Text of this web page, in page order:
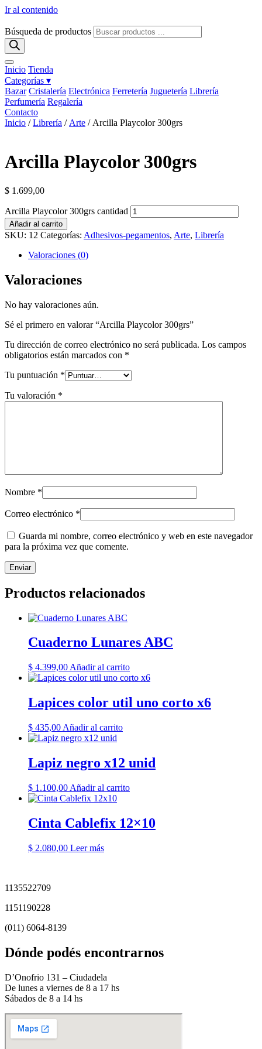
Ir al contenido
Búsqueda de productos
Inicio Tienda
Categorías ▾
Bazar Cristalería Electrónica Ferretería Juguetería Librería
Perfumería Regalería
Contacto
Inicio /Librería / Arte / Arcilla Playcolor 300grs
Arcilla Playcolor 300grs
$ 1.699,00
Arcilla Playcolor 300grs cantidad
Añadir al carrito
SKU: 12 Categorías: Adhesivos-pegamentos, Arte, Librería
Valoraciones (0)
Valoraciones
No hay valoraciones aún.
Sé el primero en valorar “Arcilla Playcolor 300grs”
Tu dirección de correo electrónico no será publicada. Los campos
obligatorios están marcados con *
Tu puntuación *
Tu valoración *
Nombre *
Correo electrónico *
Guarda mi nombre, correo electrónico y web en este navegador
para la próxima vez que comente.
Productos relacionados
Cuaderno Lunares ABC
$ 4.399,00 Añadir al carrito
Lapices color util uno corto x6
$ 435,00 Añadir al carrito
Lapiz negro x12 unid
$ 1.100,00 Añadir al carrito
Cinta Cablefix 12×10
$ 2.080,00 Leer más
1135522709
1151190228
(011) 6064-8139
Dónde podés encontrarnos
D’Onofrio 131 – Ciudadela
De lunes a viernes de 8 a 17 hs
Sábados de 8 a 14 hs